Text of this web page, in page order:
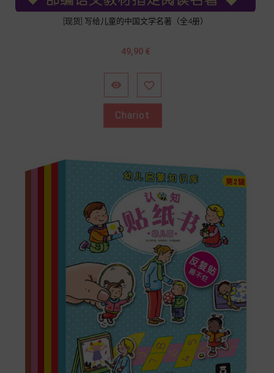
[现货] 写给儿童的中国文学名著（全4册）
Prix
49,90 €
 
Chariot